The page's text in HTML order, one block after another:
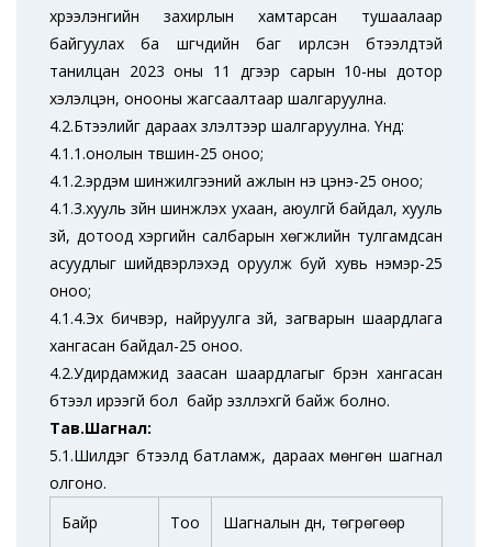
хүрээлэнгийн захирлын хамтарсан тушаалаар
байгуулах ба шүүгчдийн баг ирүүлсэн бүтээлүүдтэй
танилцан 2023 оны 11 дүгээр сарын 10-ны дотор
хэлэлцэн, онооны жагсаалтаар шалгаруулна.
4.2.Бүтээлийг дараах үзүүлэлтээр шалгаруулна. Үүнд:
4.1.1.онолын түвшин-25 оноо;
4.1.2.эрдэм шинжилгээний ажлын үнэ цэнэ-25 оноо;
4.1.3.хууль зүйн шинжлэх ухаан, аюулгүй байдал, хууль
зүй, дотоод хэргийн салбарын хөгжлийн тулгамдсан
асуудлыг шийдвэрлэхэд оруулж буй хувь нэмэр-25
оноо;
4.1.4.Эх бичвэр, найруулга зүй, загварын шаардлага
хангасан байдал-25 оноо.
4.2.Удирдамжид заасан шаардлагыг бүрэн хангасан
бүтээл ирээгүй бол байр эзлүүлэхгүй байж болно.
Тав.Шагнал:
5.1.Шилдэг бүтээлд батламж, дараах мөнгөн шагнал
олгоно.
Байр
Тоо Шагналын дүн, төгрөгөөр